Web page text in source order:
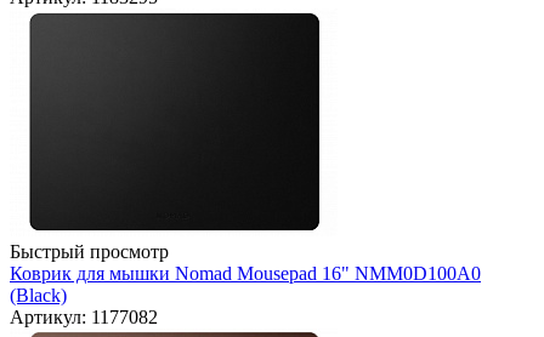
Быстрый просмотр
Коврик для мышки Nomad Mousepad 16" NMM0D100A0
(Black)
Артикул: 1177082